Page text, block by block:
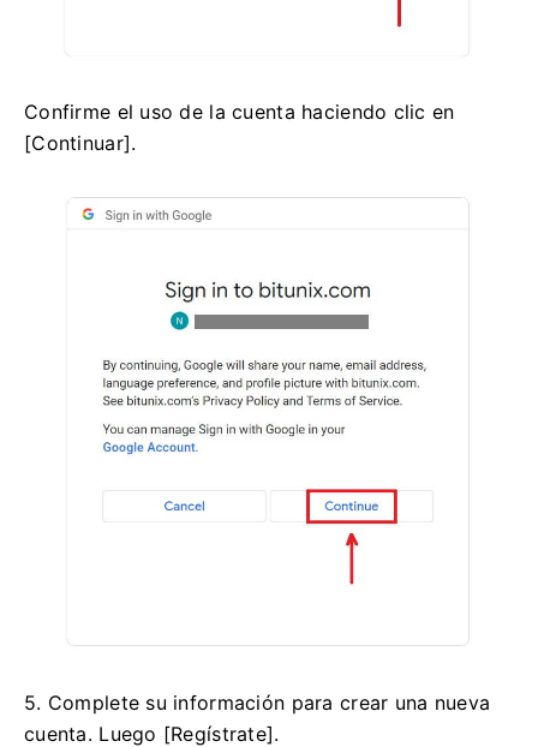
Confirme el uso de la cuenta haciendo clic en
[Continuar].
5. Complete su información para crear una nueva
cuenta. Luego [Regístrate].